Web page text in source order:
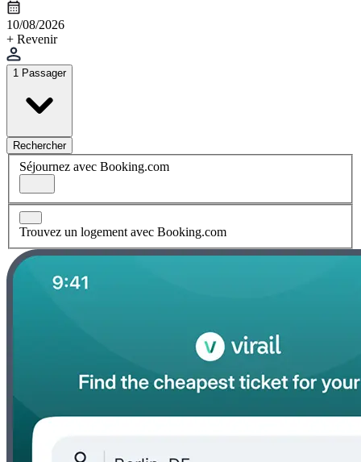
10/08/2026
+ Revenir
1 Passager
Rechercher
Séjournez avec Booking.com
Trouvez un logement avec Booking.com